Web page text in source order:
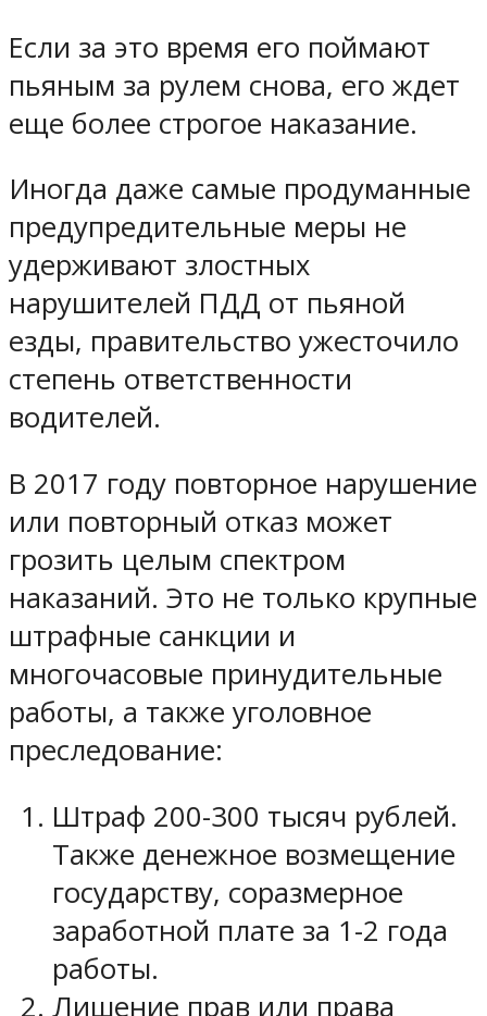
Если за это время его поймают
пьяным за рулем снова, его ждет
еще более строгое наказание.
Иногда даже самые продуманные
предупредительные меры не
удерживают злостных
нарушителей ПДД от пьяной
езды, правительство ужесточило
степень ответственности
водителей.
В 2017 году повторное нарушение
или повторный отказ может
грозить целым спектром
наказаний. Это не только крупные
штрафные санкции и
многочасовые принудительные
работы, а также уголовное
преследование:
Штраф 200-300 тысяч рублей.
Также денежное возмещение
государству, соразмерное
заработной плате за 1-2 года
работы.
Лишение прав или права